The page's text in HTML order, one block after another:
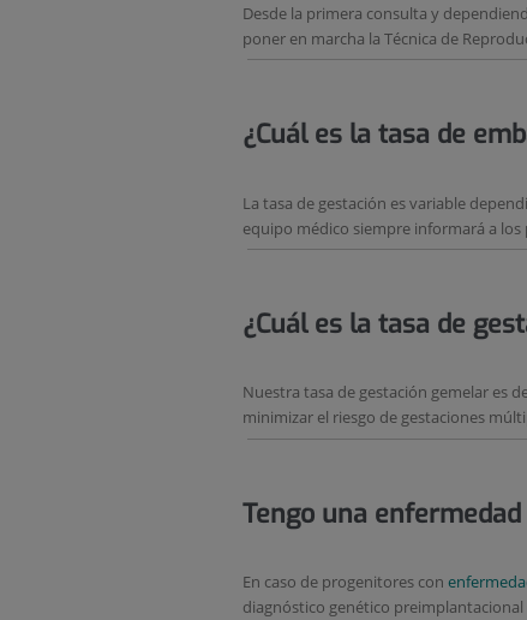
Desde la primera consulta y
poner en marcha la Técnica de
¿Cuál es la tasa de
La tasa de gestación es variable
equipo médico siempre informará a los
¿Cuál es la tasa de
Nuestra tasa de gestación gemelar es
minimizar el riesgo de gestaciones
Tengo una
En caso de progenitores con
diagnóstico genético